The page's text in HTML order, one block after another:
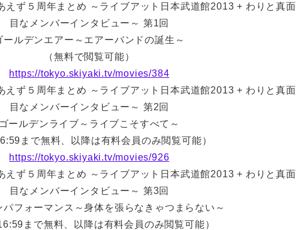
えず５周年まとめ ～ライブアット日本武道館2013 + わりと真面
目なメンバーインタビュー～ 第1回
ールデンエアー～エアーバンドの誕生～
（無料で閲覧可能）
https://tokyo.skiyaki.tv/movies/384
えず５周年まとめ ～ライブアット日本武道館2013 + わりと真面
目なメンバーインタビュー～ 第2回
ゴールデンライブ～ライブこそすべて～
まで無料、以降は有料会員のみ閲覧可能）
https://tokyo.skiyaki.tv/movies/926
えず５周年まとめ ～ライブアット日本武道館2013 + わりと真面
目なメンバーインタビュー～ 第3回
パフォーマンス～身体を張らなきゃつまらない～
まで無料、以降は有料会員のみ閲覧可能）